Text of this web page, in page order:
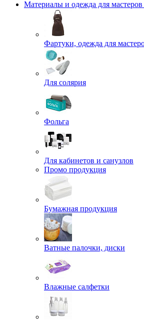
Материалы и одежда для мастеров
Фартуки, одежда для
Для солярия
Фольга
Для кабинетов и санузлов
Промо продукция
Бумажная продукция
Ватные палочки, диски
Влажные салфетки